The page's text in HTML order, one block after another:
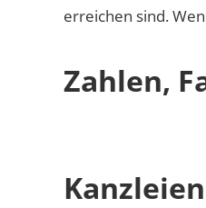
erreichen sind.
Zahlen,